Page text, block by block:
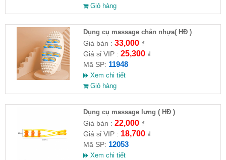
Giỏ hàng
Dụng cụ massage chân nhựa( HĐ )
Giá bán : 33,000₫
Giá sỉ VIP : 25,300₫
Mã SP: 11948
Xem chi tiết
Giỏ hàng
Dụng cụ massage lưng ( HĐ )
Giá bán : 22,000₫
Giá sỉ VIP : 18,700₫
Mã SP: 12053
Xem chi tiết